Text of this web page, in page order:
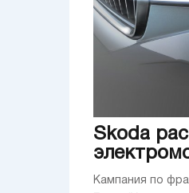
Skoda
Кампания по